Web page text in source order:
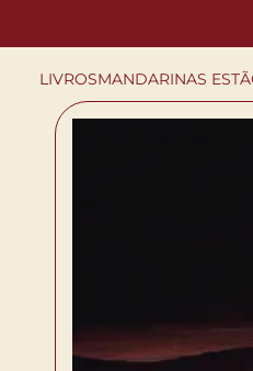
LIVROSMANDARINAS